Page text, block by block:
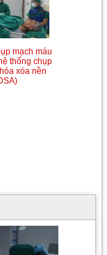
mạch máu
thống chụp
xóa nền